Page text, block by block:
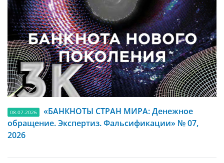
08.07.2026
«БАНКНОТЫ СТРАН МИРА: Денежное
обращение. Экспертиз. Фальсификации» № 07,
2026